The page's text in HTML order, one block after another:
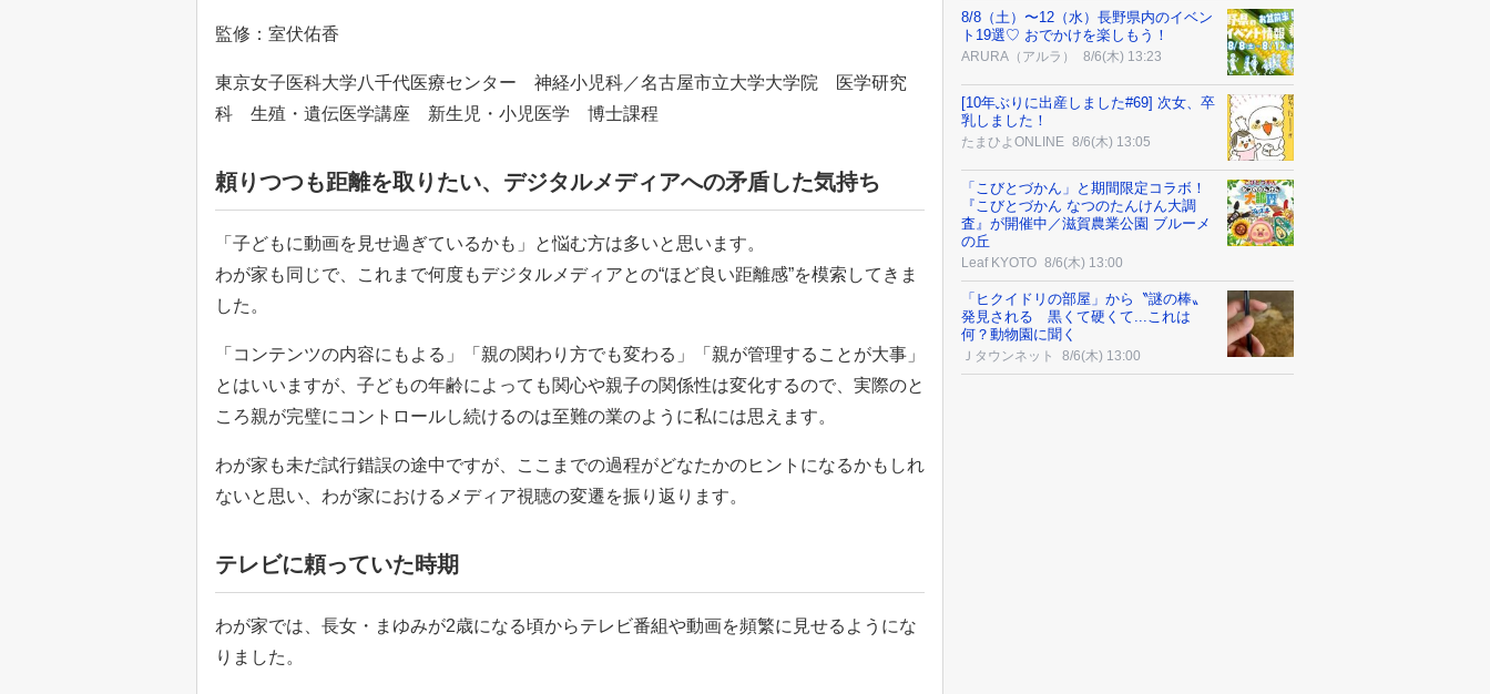
監修：室伏佑香
東京女子医科大学八千代医療センター 神経小児科／名古屋市立大学大学院 医学研究
科 生殖・遺伝医学講座 新生児・小児医学 博士課程
頼りつつも距離を取りたい、デジタルメディアへの矛盾した気持ち
「子どもに動画を見せ過ぎているかも」と悩む方は多いと思います。
わが家も同じで、これまで何度もデジタルメディアとの“ほど良い距離感”を模索してきま
した。
「コンテンツの内容にもよる」「親の関わり方でも変わる」「親が管理することが大事」
とはいいますが、子どもの年齢によっても関心や親子の関係性は変化するので、実際のと
ころ親が完璧にコントロールし続けるのは至難の業のように私には思えます。
わが家も未だ試行錯誤の途中ですが、ここまでの過程がどなたかのヒントになるかもしれ
ないと思い、わが家におけるメディア視聴の変遷を振り返ります。
テレビに頼っていた時期
わが家では、長女・まゆみが2歳になる頃からテレビ番組や動画を頻繁に見せるようにな
りました。
8/8（土）〜12（水）長野県内のイベン
ト19選♡ おでかけを楽しもう！
ARURA（アルラ） 8/6(木) 13:23
[10年ぶりに出産しました#69] 次女、卒
乳しました！
たまひよONLINE 8/6(木) 13:05
「こびとづかん」と期間限定コラボ！
『こびとづかん なつのたんけん大調
査』が開催中／滋賀農業公園 ブルーメ
の丘
Leaf KYOTO 8/6(木) 13:00
「ヒクイドリの部屋」から〝謎の棒〟
発見される 黒くて硬くて...これは
何？動物園に聞く
Ｊタウンネット 8/6(木) 13:00